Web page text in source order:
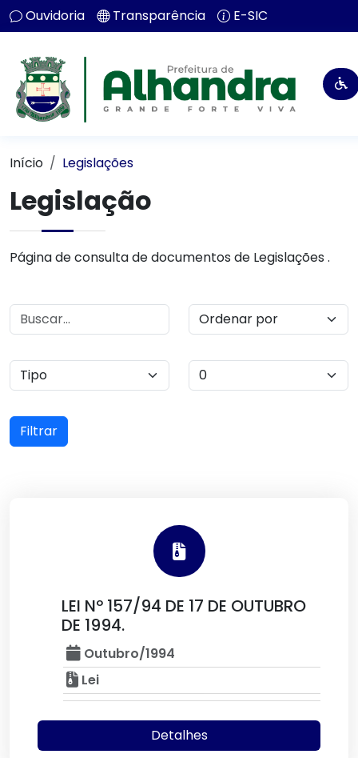
Ouvidoria Transparência E-SIC
Início Legislações
Legislação
Página de consulta de documentos de Legislações .
Filtrar
LEI Nº 157/94 DE 17 DE OUTUBRO
DE 1994.
Outubro/1994
Lei
Detalhes